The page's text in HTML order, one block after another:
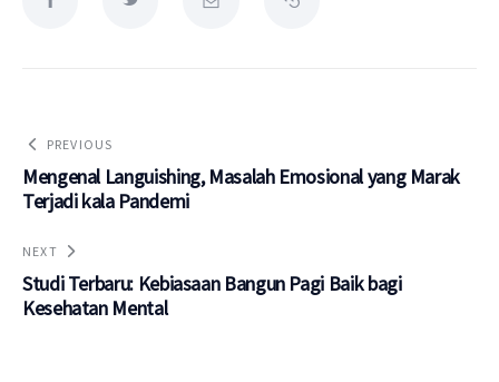
PREVIOUS
Mengenal Languishing, Masalah Emosional yang Marak
Terjadi kala Pandemi
NEXT
Studi Terbaru: Kebiasaan Bangun Pagi Baik bagi
Kesehatan Mental